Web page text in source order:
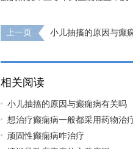
上一页 小儿抽搐的原因与癫
相关阅读
小儿抽搐的原因与癫痫病有关吗
想治疗癫痫病一般都采用药物治
顽固性癫痫病咋治疗